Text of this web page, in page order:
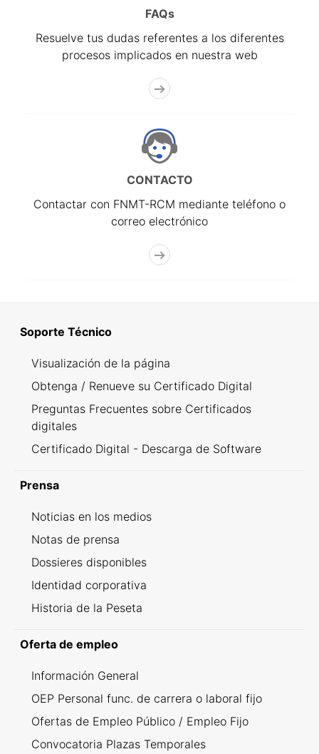
FAQs
Resuelve tus dudas referentes a los diferentes
procesos implicados en nuestra web
CONTACTO
Contactar con FNMT-RCM mediante teléfono o
correo electrónico
Soporte Técnico
Visualización de la página
Obtenga / Renueve su Certificado Digital
Preguntas Frecuentes sobre Certificados
digitales
Certificado Digital - Descarga de Software
Prensa
Noticias en los medios
Notas de prensa
Dossieres disponibles
Identidad corporativa
Historia de la Peseta
Oferta de empleo
Información General
OEP Personal func. de carrera o laboral fijo
Ofertas de Empleo Público / Empleo Fijo
Convocatoria Plazas Temporales